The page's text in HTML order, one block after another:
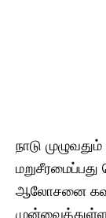
நாடு
ஆலோசனை